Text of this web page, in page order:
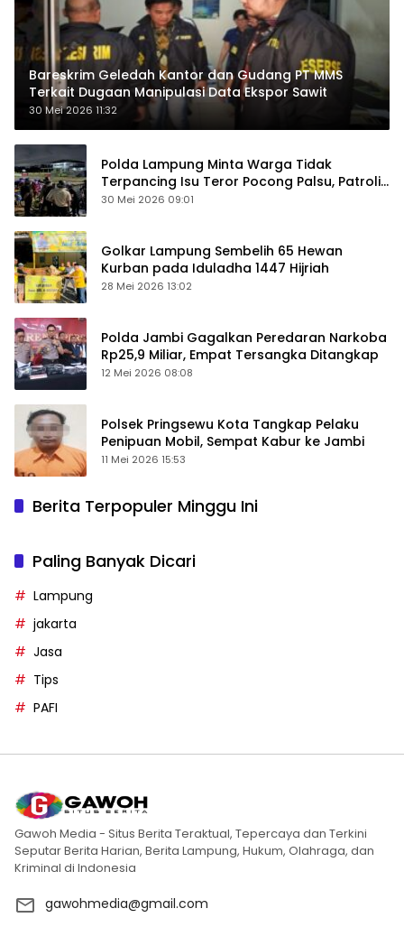
Bareskrim Geledah Kantor dan Gudang PT MMS
Terkait Dugaan Manipulasi Data Ekspor Sawit
30 Mei 2026 11:32
Polda Lampung Minta Warga Tidak
Terpancing Isu Teror Pocong Palsu, Patroli
Keamanan Ditingkatkan
30 Mei 2026 09:01
Golkar Lampung Sembelih 65 Hewan
Kurban pada Iduladha 1447 Hijriah
28 Mei 2026 13:02
Polda Jambi Gagalkan Peredaran Narkoba
Rp25,9 Miliar, Empat Tersangka Ditangkap
12 Mei 2026 08:08
Polsek Pringsewu Kota Tangkap Pelaku
Penipuan Mobil, Sempat Kabur ke Jambi
11 Mei 2026 15:53
Berita Terpopuler Minggu Ini
Paling Banyak Dicari
Lampung
jakarta
Jasa
Tips
PAFI
Gawoh Media - Situs Berita Teraktual, Tepercaya dan Terkini
Seputar Berita Harian, Berita Lampung, Hukum, Olahraga, dan
Kriminal di Indonesia
gawohmedia@gmail.com